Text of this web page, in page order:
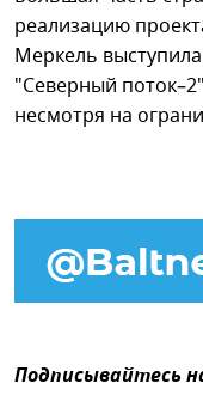
реализацию
Меркель
"Северный
несмотря на
Подписывайтесь